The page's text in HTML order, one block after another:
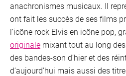
anachronismes musicaux. Il
ont fait les succès de ses films
l’icône rock Elvis en icône pop,
originale mixant tout au long
des bandes-son d’hier et des
d’aujourd’hui mais aussi des